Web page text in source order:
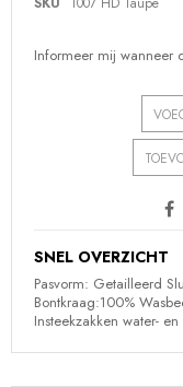
Informeer mij wanneer
SNEL OVERZICHT
Pasvorm: Getailleerd
Bontkraag:100%
Insteekzakken water-